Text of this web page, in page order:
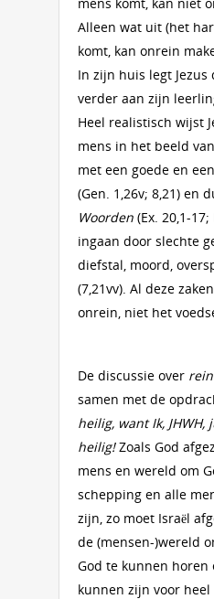
Alleen wat uit (het
komt, kan onrein
In zijn huis legt Jezus
verder aan zijn
Heel realistisch wijst
mens in het beeld
met een goede en
(Gen. 1,26v; 8,21) en
Woorden (Ex. 20,1-
ingaan door slechte
diefstal, moord,
(7,21vv). Al deze
onrein, niet het
De discussie over
samen met de
heilig, want Ik, JHWH,
heilig!Zoals God
mens en wereld om
schepping en alle
zijn, zo moet Israël
de (mensen-)wereld
God te kunnen horen
kunnen zijn voor